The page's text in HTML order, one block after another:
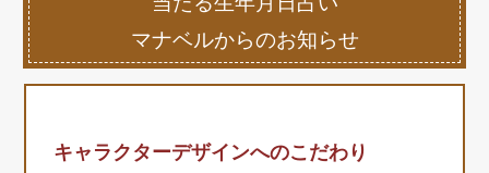
マナベルからのお知らせ
キャラクターデザインへのこだわり